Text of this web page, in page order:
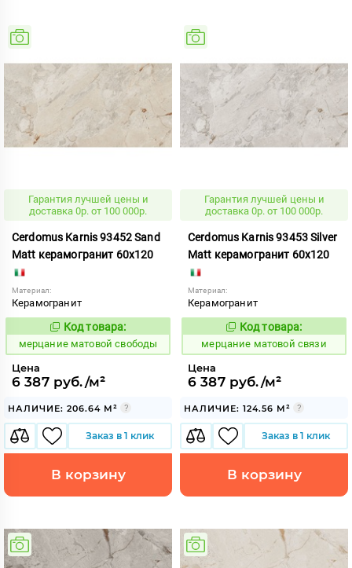
Гарантия лучшей цены и
доставка 0р. от 100 000р.
Cerdomus Karnis 93452 Sand
Matt керамогранит 60x120
Материал:
Керамогранит
975460
Код товара:
мерцание матовой свободы
Цена
6 387 руб./м²
НАЛИЧИЕ: 206.64 М²
Заказ в 1 клик
В корзину
Гарантия лучшей цены и
доставка 0р. от 100 000р.
Cerdomus Karnis 93453 Silver
Matt керамогранит 60x120
Материал:
Керамогранит
975461
Код товара:
мерцание матовой связи
Цена
6 387 руб./м²
НАЛИЧИЕ: 124.56 М²
Заказ в 1 клик
В корзину